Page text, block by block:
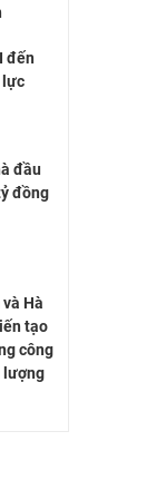
đến
lực
đầu
đồng
Hà
tạo
công
lượng